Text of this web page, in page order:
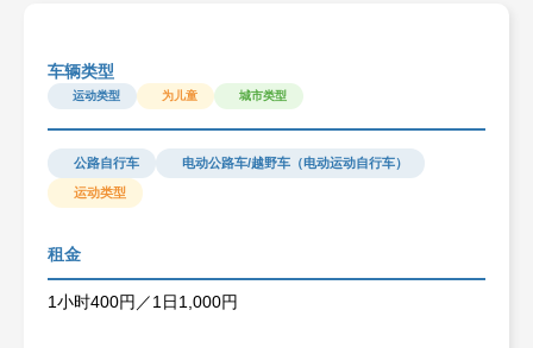
车辆类型
运动类型 为儿童 城市类型
公路自行车 电动公路车/越野车（电动运动自行车）
运动类型
租金
1小时400円／1日1,000円